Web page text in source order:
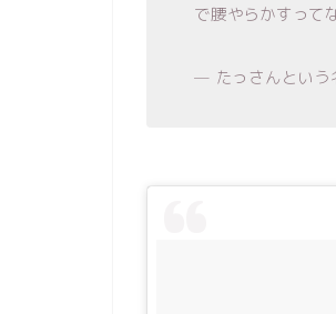
で腰やらかすっ
— たっさんとい